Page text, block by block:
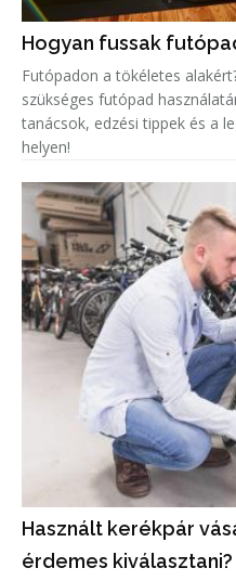
Hogyan fussak
Futópadon a tökéletes
szükséges futópad
tanácsok, edzési tippek és a
helyen!
Használt kerékpár
érdemes kiválasztani?